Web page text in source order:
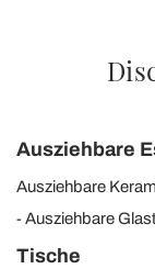
Ausziehbare
Ausziehbare
Ausziehbare
Tische